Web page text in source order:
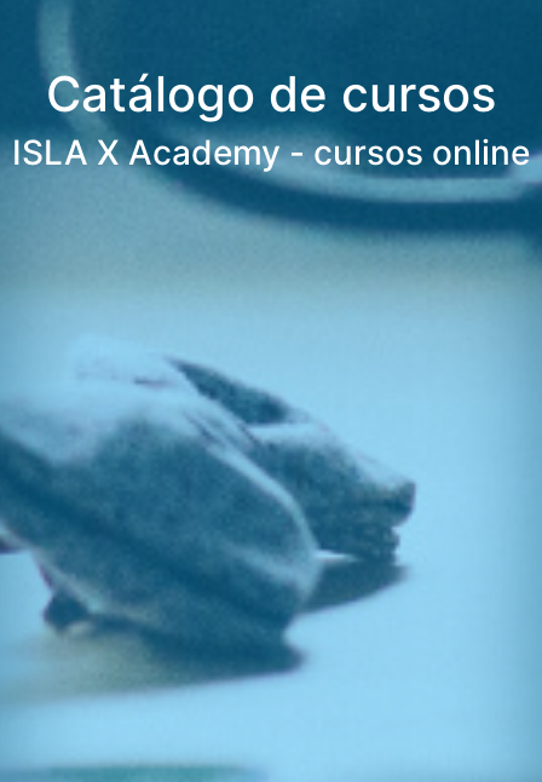
Catálogo de cursos
ISLA X Academy - cursos online